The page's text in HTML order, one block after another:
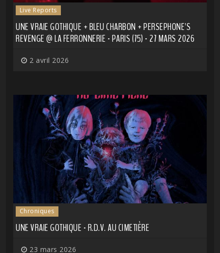
Live Reports
UNE VRAIE GOTHIQUE + BLEU CHARBON + PERSEPHONE'S
REVENGE @ LA FERRONNERIE - PARIS (75) - 27 MARS 2026
2 avril 2026
Chroniques
UNE VRAIE GOTHIQUE - R.D.V. AU CIMETIÈRE
23 mars 2026